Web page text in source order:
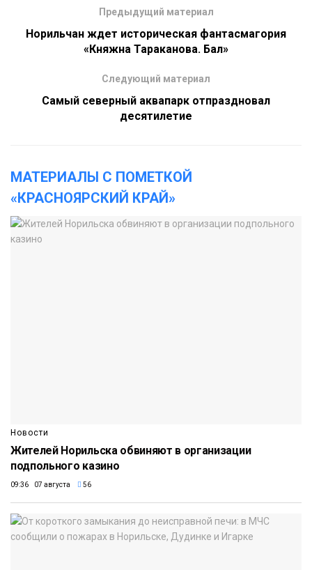
Предыдущий материал
Норильчан ждет историческая фантасмагория
«Княжна Тараканова. Бал»
Следующий материал
Самый северный аквапарк отпраздновал
десятилетие
МАТЕРИАЛЫ С ПОМЕТКОЙ
«КРАСНОЯРСКИЙ КРАЙ»
Новости
Жителей Норильска обвиняют в организации
подпольного казино
09:36 07 августа 56